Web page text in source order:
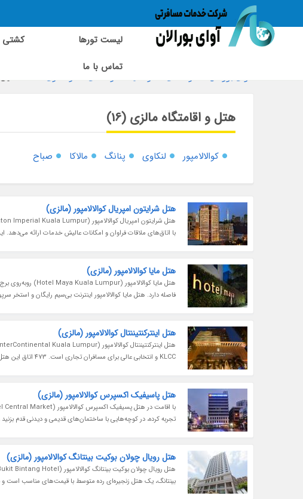
هتل و اقامتگاه مالزی (16)
کوالالامپور لنکاوی پنانگ مالاکا صباح
هتل شرایتون امپریال کوالالامپور (مالزی)
با اتاق‌های ملاقات فراوان و امکانات عالیش خدمات ارائه
هتل مایا کوالالامپور (مالزی)
فاصله دارد. هتل مایا کوالالامپور اینترنت بی‌سیم رایگان و استخر
هتل اینترکنتیننتال کوالالامپور (مالزی)
KLCC و انتخابی عالی برای مسافران تجاری است. 473 اتاق این هتل، بزرگ و دلپذیر هستند. اتاق‌های سطح بالاتر شامل مزایایی مانند...
هتل پاسیفیک اکسپرس کوالالامپور (مالزی)
تجربه کرده، در کوچه‌هایی با ساختمان‌های قدیمی و دیدنی قدم
هتل رویال چولان بوکیت بینتانگ کوالالامپور (مالزی)
بینتانگ، یک هتل زنجیره‌ای رده متوسط با قیمت‌های مناسب است و
لیست تورها کشتی
تماس با ما